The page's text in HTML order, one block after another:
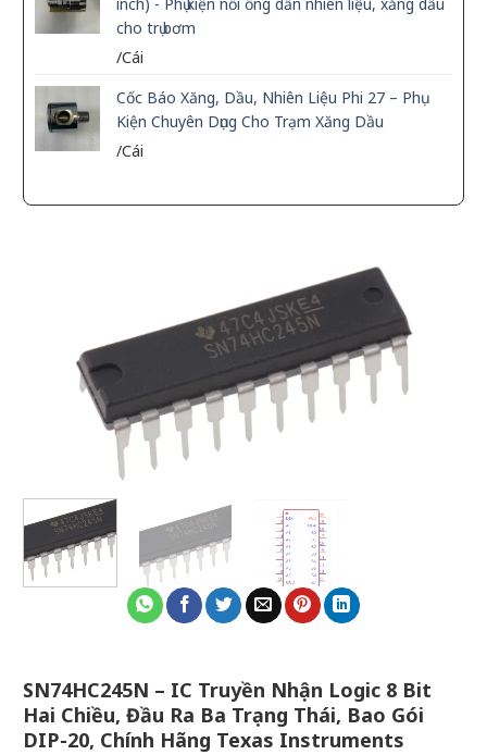
cho trụ bơm
/Cái
Cốc Báo Xăng, Dầu, Nhiên Liệu Phi 27 – Phụ
Kiện Chuyên Dụng Cho Trạm Xăng Dầu
/Cái
SN74HC245N – IC Truyền Nhận Logic 8 Bit
Hai Chiều, Đầu Ra Ba Trạng Thái, Bao Gói
DIP-20, Chính Hãng Texas Instruments